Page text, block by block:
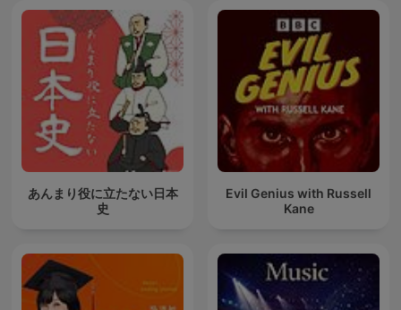
あんまり役に立たない日本
史
Evil Genius with Russell
Kane